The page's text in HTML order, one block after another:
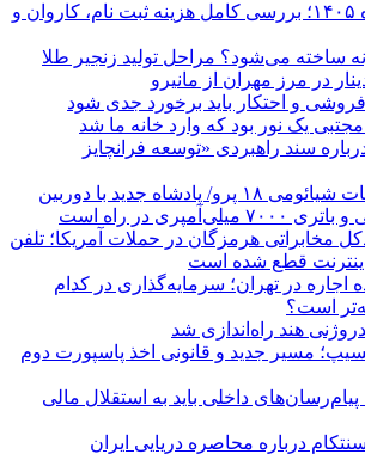
هزینه حج عمره ۱۴۰۵؛ بررسی کامل هزینه ثبت نام، کاروان و
ساخته می‌شود؟ مراحل تولید زنجیر طلا
در مرز مهران از مانیرو
و احتکار باید برخورد جدی شود
یک نور بود که وارد خانه ما شد
سند راهبردی «توسعه فرانچایز
افشای مشخصات شیائومی ۱۸ پرو/ پادشاه جدید با دوربین
به ۱۱۶ دکل مخابراتی هرمزگان در حملات آمریکا؛ تلفن
اینترنت ‌قطع شده است
اجاره در تهران؛ سرمایه‌گذاری در کدام
است؟
هند راه‌اندازی شد
مسیر جدید و قانونی اخذ پاسپورت دوم
پیام‌رسان‌های داخلی باید به استقلال مالی
درباره محاصره دریایی ایران